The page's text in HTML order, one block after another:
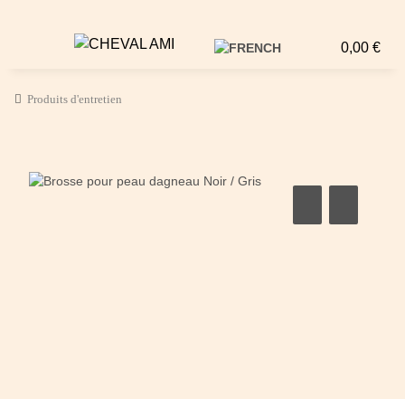
0,00 €
Produits d'entretien